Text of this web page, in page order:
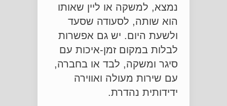
נמצא, למשקה או ליין שאותו
הוא שותה, לסעודה שסעד
ולשעת היום. יש גם אפשרות
לבלות במקום זמן-איכות עם
סיגר ומשקה, לבד או בחברה,
עם שירות מעולה ואווירה
ידידותית נהדרת.